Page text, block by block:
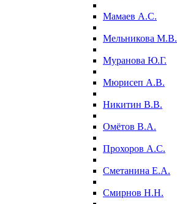
Мамаев А.С.
Мельникова М.В.
Муранова Ю.Г.
Мюрисеп А.В.
Никитин В.В.
Омётов В.А.
Прохоров А.С.
Сметанина Е.А.
Смирнов Н.Н.